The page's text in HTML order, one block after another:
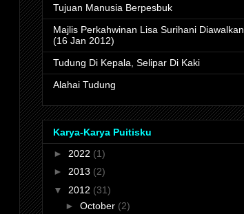
Tujuan Manusia Berpesbuk
Majlis Perkahwinan Lisa Surihani Diawalkan
(16 Jan 2012)
Tudung Di Kepala, Selipar Di Kaki
Alahai Tudung
Karya-Karya Puitisku
► 2022 (1)
► 2013 (2)
▼ 2012 (31)
► October (2)